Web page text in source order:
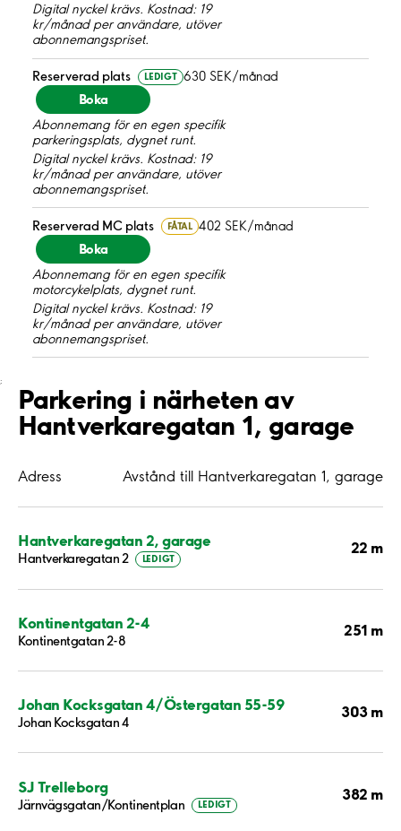
Digital nyckel krävs. Kostnad: 19
kr/månad per användare, utöver
abonnemangspriset.
Reserverad plats LEDIGT 630 SEK/månad
Boka
Abonnemang för en egen specifik
parkeringsplats, dygnet runt.
Digital nyckel krävs. Kostnad: 19
kr/månad per användare, utöver
abonnemangspriset.
Reserverad MC plats FÅTAL 402 SEK/månad
Boka
Abonnemang för en egen specifik
motorcykelplats, dygnet runt.
Digital nyckel krävs. Kostnad: 19
kr/månad per användare, utöver
abonnemangspriset.
;
Parkering i närheten av
Hantverkaregatan 1, garage
Adress Avstånd till Hantverkaregatan 1, garage
Hantverkaregatan 2, garage
Hantverkaregatan 2 LEDIGT
22 m
Kontinentgatan 2-4
Kontinentgatan 2-8
251 m
Johan Kocksgatan 4/Östergatan 55-59
Johan Kocksgatan 4
303 m
SJ Trelleborg
Järnvägsgatan/Kontinentplan LEDIGT
382 m